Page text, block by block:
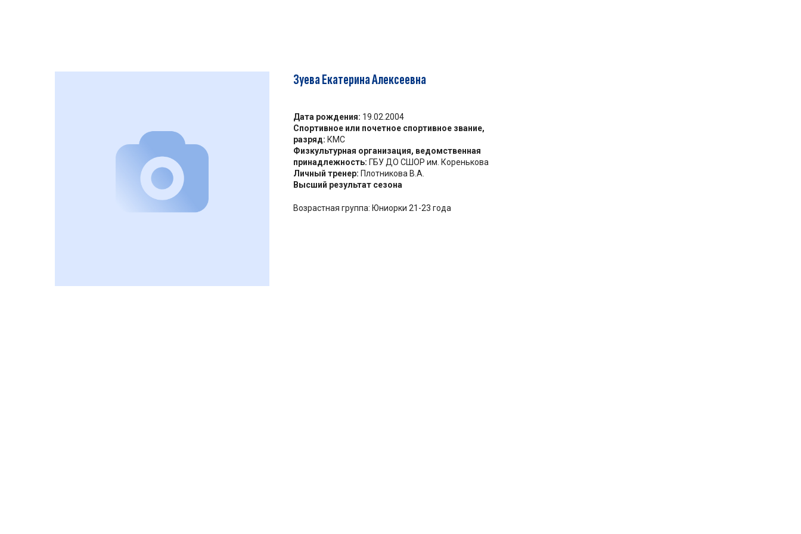
Зуева Екатерина Алексеевна
Дата рождения: 19.02.2004
Спортивное или почетное спортивное звание,
разряд: КМС
Физкультурная организация, ведомственная
принадлежность: ГБУ ДО СШОР им. Коренькова
Личный тренер: Плотникова В.А.
Высший результат сезона
Возрастная группа: Юниорки 21-23 года